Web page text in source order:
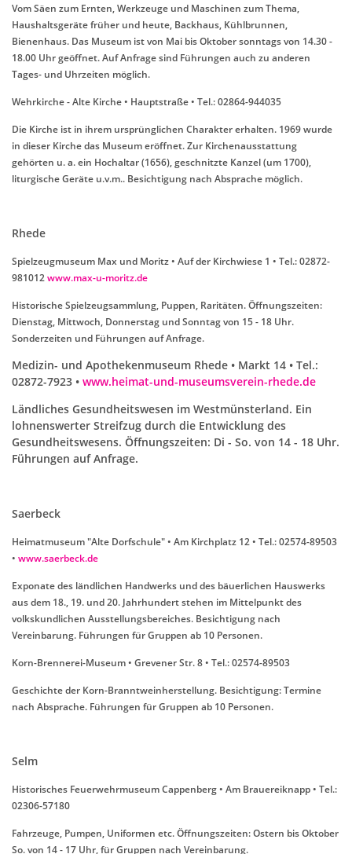
Vom Säen zum Ernten, Werkzeuge und Maschinen zum Thema,
Haushaltsgeräte früher und heute, Backhaus, Kühlbrunnen,
Bienenhaus. Das Museum ist von Mai bis Oktober sonntags von 14.30 -
18.00 Uhr geöffnet. Auf Anfrage sind Führungen auch zu anderen
Tages- und Uhrzeiten möglich.
Wehrkirche - Alte Kirche • Hauptstraße • Tel.: 02864-944035
Die Kirche ist in ihrem ursprünglichen Charakter erhalten. 1969 wurde
in dieser Kirche das Museum eröffnet. Zur Kirchenausstattung
gehörten u. a. ein Hochaltar (1656), geschnitzte Kanzel (um 1700),
liturgische Geräte u.v.m.. Besichtigung nach Absprache möglich.
Rhede
Spielzeugmuseum Max und Moritz • Auf der Kirchwiese 1 • Tel.: 02872-
981012www.max-u-moritz.de
Historische Spielzeugsammlung, Puppen, Raritäten. Öffnungszeiten:
Dienstag, Mittwoch, Donnerstag und Sonntag von 15 - 18 Uhr.
Sonderzeiten und Führungen auf Anfrage.
Medizin- und Apothekenmuseum Rhede • Markt 14 • Tel.:
02872-7923 • www.heimat-und-museumsverein-rhede.de
Ländliches Gesundheitswesen im Westmünsterland. Ein
lohnenswerter Streifzug durch die Entwicklung des
Gesundheitswesens. Öffnungszeiten: Di - So. von 14 - 18 Uhr.
Führungen auf Anfrage.
Saerbeck
Heimatmuseum "Alte Dorfschule" • Am Kirchplatz 12 • Tel.: 02574-89503
• www.saerbeck.de
Exponate des ländlichen Handwerks und des bäuerlichen Hauswerks
aus dem 18., 19. und 20. Jahrhundert stehen im Mittelpunkt des
volkskundlichen Ausstellungsbereiches. Besichtigung nach
Vereinbarung. Führungen für Gruppen ab 10 Personen.
Korn-Brennerei-Museum • Grevener Str. 8 • Tel.: 02574-89503
Geschichte der Korn-Branntweinherstellung. Besichtigung: Termine
nach Absprache. Führungen für Gruppen ab 10 Personen.
Selm
Historisches Feuerwehrmuseum Cappenberg • Am Brauereiknapp • Tel.:
02306-57180
Fahrzeuge, Pumpen, Uniformen etc. Öffnungszeiten: Ostern bis Oktober
So. von 14 - 17 Uhr, für Gruppen nach Vereinbarung.